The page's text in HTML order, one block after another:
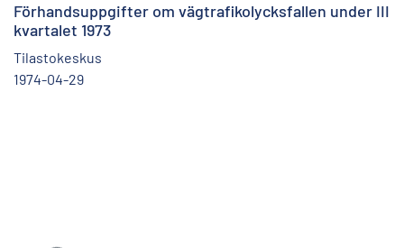
Förhandsuppgifter om vägtrafikolycksfallen under III
kvartalet 1973
Tilastokeskus
1974-04-29